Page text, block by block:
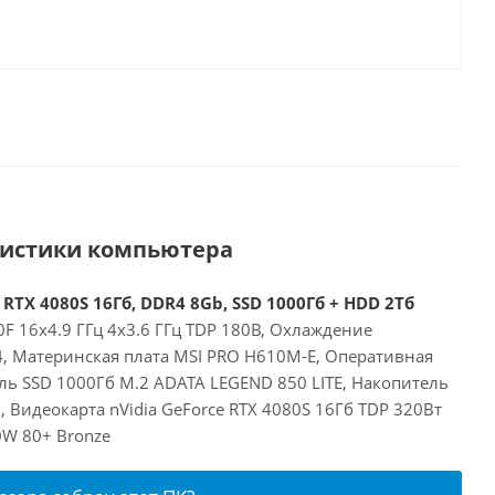
компьютера
4080S 16Гб, DDR4 8Gb, SSD 1000Гб + HDD 2Тб
16x4.9 ГГц 4x3.6 ГГц TDP 180В, Охлаждение
Материнская плата MSI PRO H610M-E, Оперативная
SSD 1000Гб M.2 ADATA LEGEND 850 LITE, Накопитель
Видеокарта nVidia GeForce RTX 4080S 16Гб TDP 320Вт
80+ Bronze